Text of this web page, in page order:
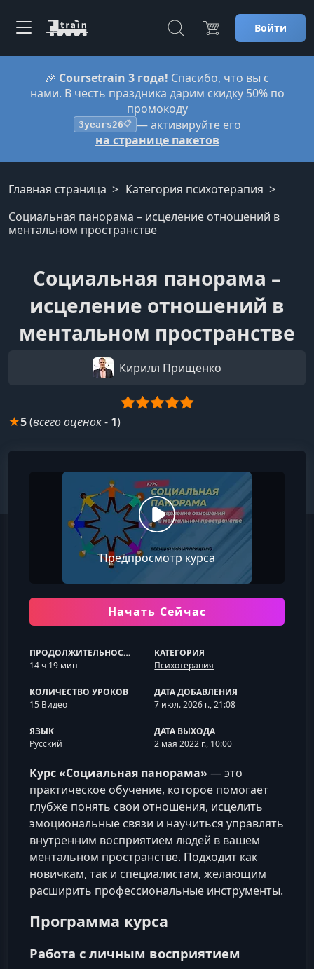
Войти
🎉 Coursetrain 3 года! Спасибо, что вы с
нами. В честь праздника дарим скидку 50% по
промокоду
3years26📋 — активируйте его
на странице пакетов
Главная страница
Категория психотерапия
Социальная панорама – исцеление отношений в
ментальном пространстве
Социальная панорама –
исцеление отношений в
ментальном пространстве
Кирилл Прищенко
★5(всего оценок- 1)
Предпросмотр курса
Начать Сейчас
ПРОДОЛЖИТЕЛЬНОСТЬ
14 ч 19 мин
КАТЕГОРИЯ
Психотерапия
КОЛИЧЕСТВО УРОКОВ
15 Видео
ДАТА ДОБАВЛЕНИЯ
7 июл. 2026 г., 21:08
ЯЗЫК
Русский
ДАТА ВЫХОДА
2 мая 2022 г., 10:00
Курс «Социальная панорама» — это
практическое обучение, которое помогает
глубже понять свои отношения, исцелить
эмоциональные связи и научиться управлять
внутренним восприятием людей в вашем
ментальном пространстве. Подходит как
новичкам, так и специалистам, желающим
расширить профессиональные инструменты.
Программа курса
Работа с личным восприятием